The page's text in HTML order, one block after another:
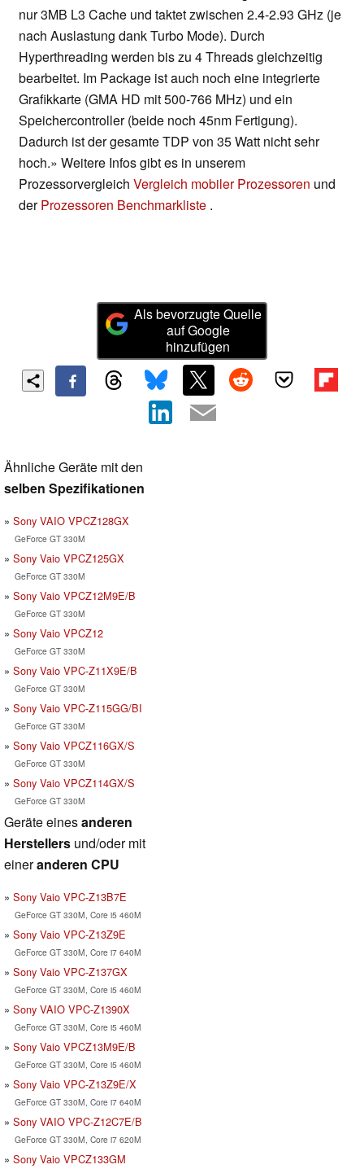
nur 3MB L3 Cache und taktet zwischen 2.4-2.93 GHz (je
nach Auslastung dank Turbo Mode). Durch
Hyperthreading werden bis zu 4 Threads gleichzeitig
bearbeitet. Im Package ist auch noch eine integrierte
Grafikkarte (GMA HD mit 500-766 MHz) und ein
Speichercontroller (beide noch 45nm Fertigung).
Dadurch ist der gesamte TDP von 35 Watt nicht sehr
hoch.» Weitere Infos gibt es in unserem
Prozessorvergleich Vergleich mobiler Prozessoren und
derProzessoren Benchmarkliste .
Als bevorzugte Quelle
auf Google
hinzufügen
Ähnliche Geräte mit den
selben Spezifikationen
Sony VAIO VPCZ128GX
GeForce GT 330M
Sony Vaio VPCZ125GX
GeForce GT 330M
Sony Vaio VPCZ12M9E/B
GeForce GT 330M
Sony Vaio VPCZ12
GeForce GT 330M
Sony Vaio VPC-Z11X9E/B
GeForce GT 330M
Sony Vaio VPC-Z115GG/BI
GeForce GT 330M
Sony Vaio VPCZ116GX/S
GeForce GT 330M
Sony Vaio VPCZ114GX/S
GeForce GT 330M
Geräte einesanderen
Herstellers und/oder mit
eineranderen CPU
Sony Vaio VPC-Z13B7E
GeForce GT 330M, Core i5 460M
Sony Vaio VPC-Z13Z9E
GeForce GT 330M, Core i7 640M
Sony Vaio VPC-Z137GX
GeForce GT 330M, Core i5 460M
Sony VAIO VPC-Z1390X
GeForce GT 330M, Core i5 460M
Sony Vaio VPCZ13M9E/B
GeForce GT 330M, Core i5 460M
Sony Vaio VPC-Z13Z9E/X
GeForce GT 330M, Core i7 640M
Sony VAIO VPC-Z12C7E/B
GeForce GT 330M, Core i7 620M
Sony Vaio VPCZ133GM